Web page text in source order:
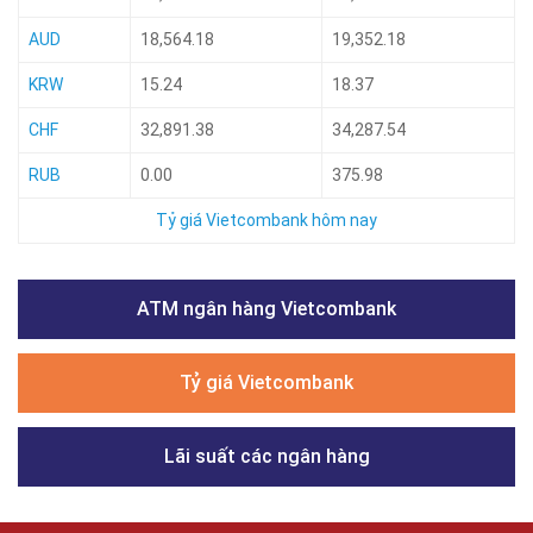
AUD 18,564.18 19,352.18
KRW 15.24 18.37
CHF 32,891.38 34,287.54
RUB 0.00 375.98
Tỷ giá Vietcombank hôm nay
ATM ngân hàng Vietcombank
Tỷ giá Vietcombank
Lãi suất các ngân hàng